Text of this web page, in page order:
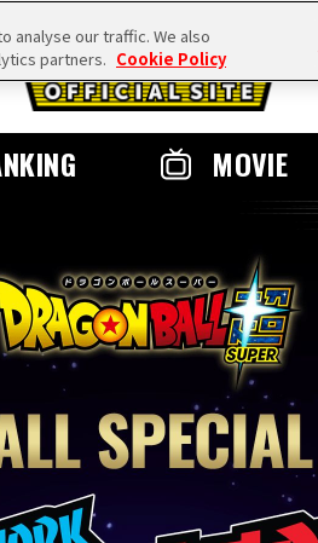
MOVIE
analyse our traffic. We also
partners. Cookie Policy